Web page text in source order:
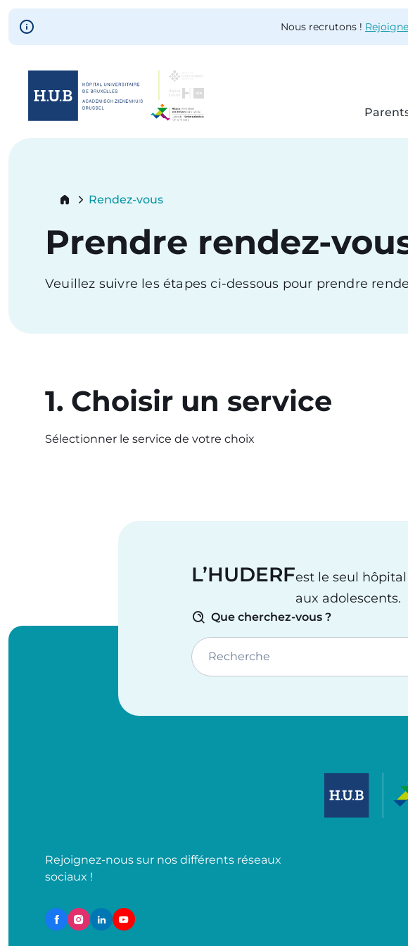
Skip to main content
Nous recrutons !
Skip
Breadcrumb
Rendez-vous
Prendre rendez-
Veuillez suivre les étapes ci-dessous pour prendre
1. Choisir un service
Sélectionner le service de votre choix
L’HUDERFest le seul
aux adolescents.
Que cherchez-vous ?
Recherche
Rejoignez-nous sur nos différents réseaux
sociaux !